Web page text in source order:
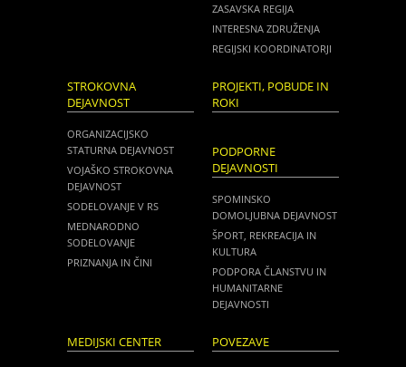
ZASAVSKA REGIJA
INTERESNA ZDRUŽENJA
REGIJSKI KOORDINATORJI
STROKOVNA
DEJAVNOST
ORGANIZACIJSKO
STATURNA DEJAVNOST
VOJAŠKO STROKOVNA
DEJAVNOST
SODELOVANJE V RS
MEDNARODNO
SODELOVANJE
PRIZNANJA IN ČINI
PROJEKTI, POBUDE IN
ROKI
PODPORNE
DEJAVNOSTI
SPOMINSKO
DOMOLJUBNA DEJAVNOST
ŠPORT, REKREACIJA IN
KULTURA
PODPORA ČLANSTVU IN
HUMANITARNE
DEJAVNOSTI
MEDIJSKI CENTER POVEZAVE